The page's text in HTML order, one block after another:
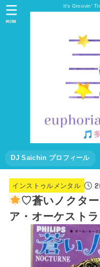
It's Groovin'
DJ Saichin プロフィール
MENU
インストゥルメンタル
♡蒼いノクタ
ア・オーケストラ